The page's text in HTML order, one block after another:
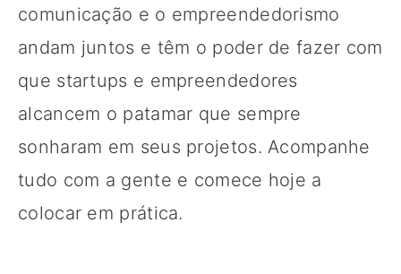
comunicação e o empreendedorismo
andam juntos e têm o poder de fazer com
que startups e empreendedores
alcancem o patamar que sempre
sonharam em seus projetos. Acompanhe
tudo com a gente e comece hoje a
colocar em prática.